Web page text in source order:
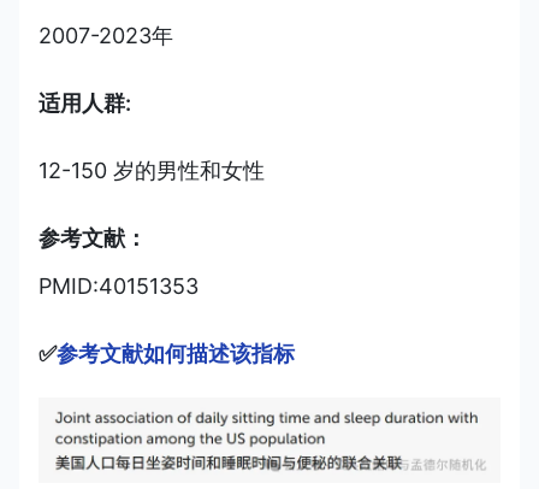
2007-2023年
适用人群:
12-150 岁的男性和女性
参考文献：
PMID:40151353
✅参考文献如何描述该指标